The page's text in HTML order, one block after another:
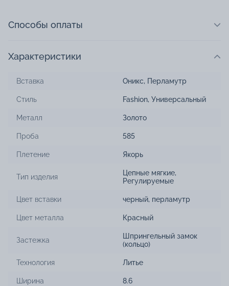
Способы оплаты
Характеристики
Вставка Оникс, Перламутр
Стиль Fashion, Универсальный
Металл Золото
Проба 585
Плетение Якорь
Тип изделия Цепные мягкие,
Регулируемые
Цвет вставки черный, перламутр
Цвет металла Красный
Застежка
Шпрингельный замок
(кольцо)
Технология Литье
Ширина 8.6